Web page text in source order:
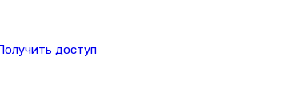
доступ